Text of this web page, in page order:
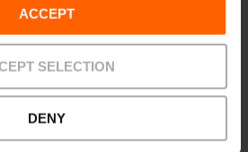
ACCEPT
SELECTION
DENY
de meest iconische